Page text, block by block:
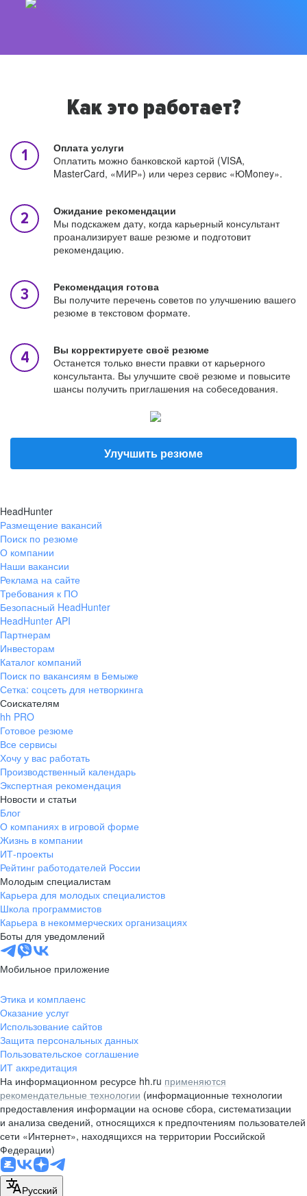
Как это работает?
Оплата услуги
Оплатить можно банковской картой (VISA,
MasterCard, «МИР») или через сервис «ЮMoney».
Ожидание рекомендации
Мы подскажем дату, когда карьерный консультант
проанализирует ваше резюме и подготовит
рекомендацию.
Рекомендация готова
Вы получите перечень советов по улучшению вашего
резюме в текстовом формате.
Вы корректируете своё резюме
Останется только внести правки от карьерного
консультанта. Вы улучшите своё резюме и повысите
шансы получить приглашения на собеседования.
Улучшить резюме
HeadHunter
Размещение вакансий
Поиск по резюме
О компании
Наши вакансии
Реклама на сайте
Требования к ПО
Безопасный HeadHunter
HeadHunter API
Партнерам
Инвесторам
Каталог компаний
Поиск по вакансиям в Бемыже
Сетка: соцсеть для нетворкинга
Соискателям
hh PRO
Готовое резюме
Все сервисы
Хочу у вас работать
Производственный календарь
Экспертная рекомендация
Новости и статьи
Блог
О компаниях в игровой форме
Жизнь в компании
ИТ-проекты
Рейтинг работодателей России
Молодым специалистам
Карьера для молодых специалистов
Школа программистов
Карьера в некоммерческих организациях
Боты для уведомлений
Мобильное приложение
Этика и комплаенс
Оказание услуг
Использование сайтов
Защита персональных данных
Пользовательское соглашение
ИТ аккредитация
На информационном ресурсе hh.ru применяются
рекомендательные технологии (информационные технологии
предоставления информации на основе сбора, систематизации
и анализа сведений, относящихся к предпочтениям пользователей
сети «Интернет», находящихся на территории Российской
Федерации)
Русский